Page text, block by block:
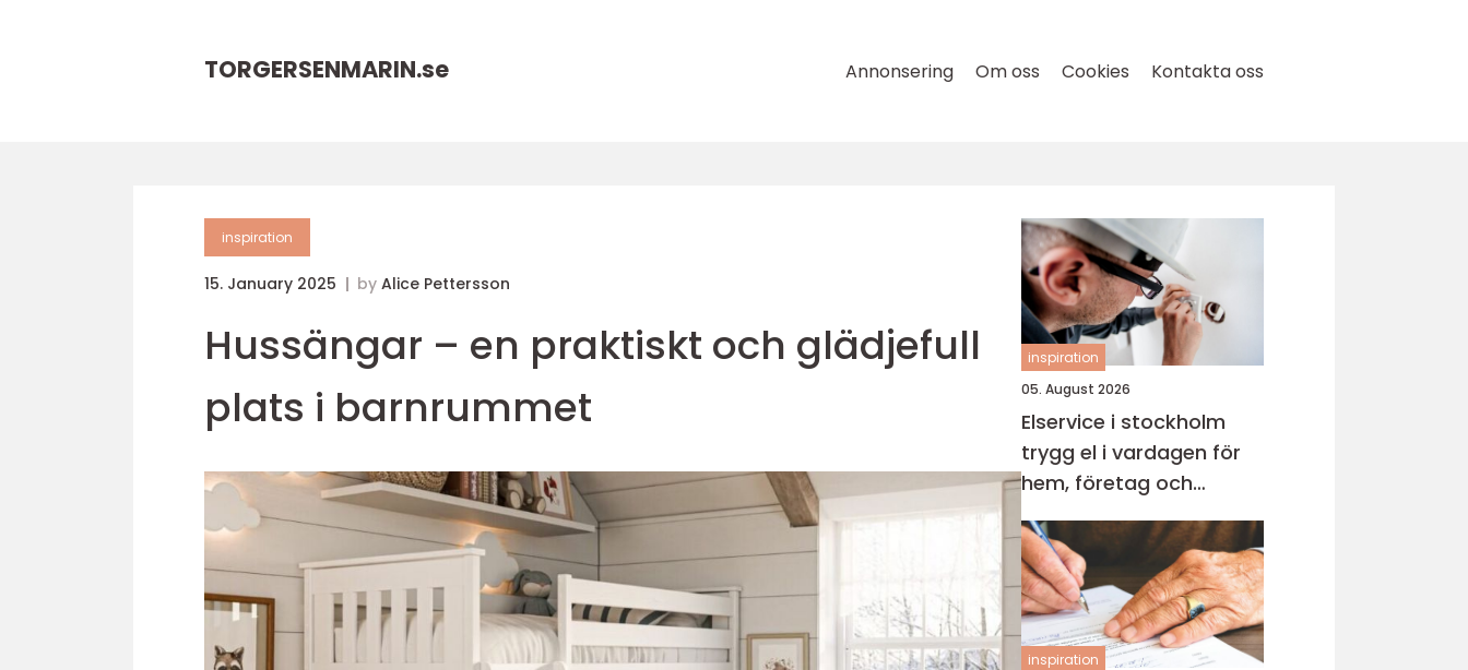
TORGERSENMARIN.se Annonsering Om oss Cookies Kontakta oss
inspiration
15. January 2025 by Alice Pettersson
Hussängar – en praktiskt och glädjefull
plats i barnrummet
inspiration
05. August 2026
Elservice i stockholm
trygg el i vardagen för
hem, företag och
industri
inspiration